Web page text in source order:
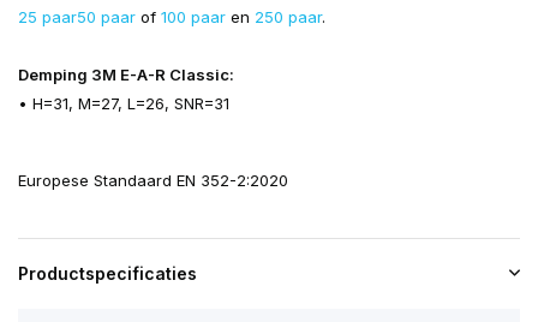
25 paar50 paar of 100 paar en 250 paar.
Demping 3M E-A-R Classic:
• H=31, M=27, L=26, SNR=31
Europese Standaard EN 352-2:2020
Productspecificaties